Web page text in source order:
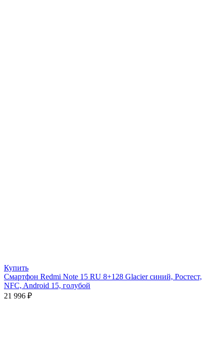
Купить
Смартфон Redmi Note 15 RU 8+128 Glacier синий, Ростест,
NFC, Android 15, голубой
21 996 ₽